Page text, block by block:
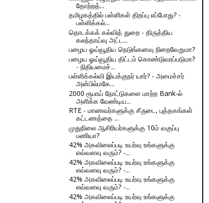
தோற்றத்...
தமிழகத்தில் பள்ளிகள் திறப்பு எப்போது? -
பள்ளிக்கல்...
தொடக்கக் கல்வித் துறை - திருத்திய
கலந்தாய்வு அட்ட...
பழைய ஓய்வூதிய நெடுங்கனவு நிறைவேறுமா?
பழைய ஓய்வூதிய திட்டம் கொண்டுவரப்படுமா?
- நிதியமைச்...
பள்ளிக்கல்வி இயக்குநர் யார்? - அமைச்சர்
அன்பில்மகே...
2000 ரூபாய் நோட்டுகளை மாற்ற Bank-ல்
அளிக்க வேண்டிய...
RTE - மாணவர்களுக்கு சீருடை, புத்தகங்கள்
கட்டணத்தை ...
முதுநிலை ஆசிரியர்களுக்கு 10ம் வகுப்பு
பணியா?
42% அகவிலைப்படி உயர்வு உங்களுக்கு
எவ்வளவு வரும்? -...
42% அகவிலைப்படி உயர்வு உங்களுக்கு
எவ்வளவு வரும்? -...
42% அகவிலைப்படி உயர்வு உங்களுக்கு
எவ்வளவு வரும்? -...
42% அகவிலைப்படி உயர்வு உங்களுக்கு